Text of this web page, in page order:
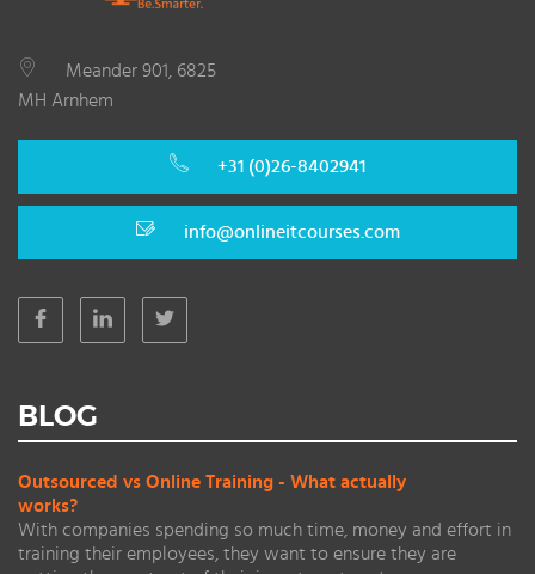
Meander 901, 6825
MH Arnhem
+31 (0)26-8402941
info@onlineitcourses.com
BLOG
Outsourced vs Online Training - What actually
works?
With companies spending so much time, money and effort in
training their employees, they want to ensure they are